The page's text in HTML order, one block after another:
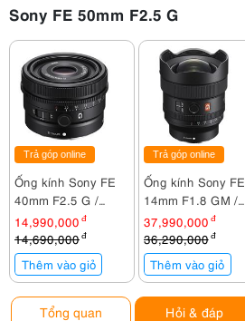
Sony FE 50mm F2.5 G
Trả góp online
Ống kính Sony FE
40mm F2.5 G /
SEL40F25G
14,990,000 đ
14,690,000đ
Thêm vào giỏ
Trả góp online
Ống kính Sony FE
14mm F1.8 GM /
SEL14F18GM
37,990,000 đ
36,290,000 đ
Thêm vào giỏ
Tổng quan Hỏi & đáp